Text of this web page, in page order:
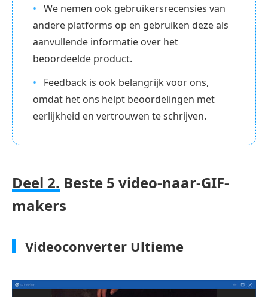
We nemen ook gebruikersrecensies van
andere platforms op en gebruiken deze als
aanvullende informatie over het
beoordeelde product.
Feedback is ook belangrijk voor ons,
omdat het ons helpt beoordelingen met
eerlijkheid en vertrouwen te schrijven.
Deel 2. Beste 5 video-naar-GIF-
makers
Videoconverter Ultieme